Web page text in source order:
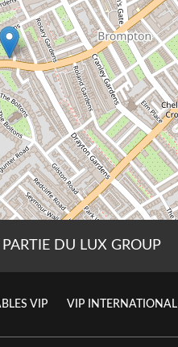
DU LUX GROUP
VIP VIP INTERNATIONAL